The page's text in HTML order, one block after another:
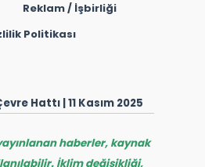
Reklam / İşbirliği
Politikası
Hattı | 11 Kasım 2025
haberler, kaynak
İklim değişikliği,